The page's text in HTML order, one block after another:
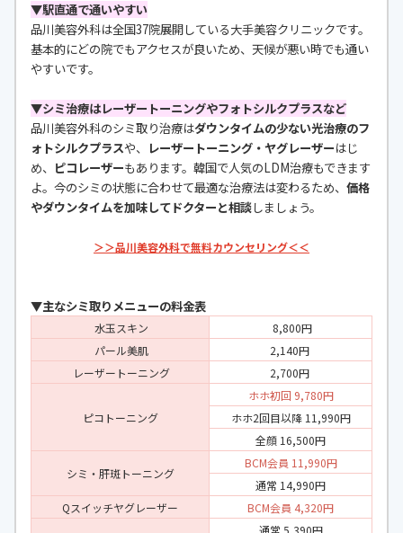
▼駅直通で通いやすい
品川美容外科は全国37院展開している大手美容クリニックです。
基本的にどの院でもアクセスが良いため、天候が悪い時でも通い
やすいです。
▼シミ治療はレーザートーニングやフォトシルクプラスなど
品川美容外科のシミ取り治療はダウンタイムの少ない光治療のフ
ォトシルクプラスや、 レーザートーニング・ヤグレーザーはじ
め、 ピコレーザーもあります。韓国で人気のLDM治療もできます
よ。今のシミの状態に合わせて最適な治療法は変わるため、 価格
やダウンタイムを加味してドクターと相談しましょう。
＞＞品川美容外科で無料カウンセリング＜＜
▼主なシミ取りメニューの料金表
水玉スキン
8,800円
パール美肌
2,140円
レーザートーニング
2,700円
ピコトーニング
ホホ初回 9,780円
ホホ2回目以降 11,990円
全顔 16,500円
シミ・肝斑トーニング
BCM会員 11,990円
通常 14,990円
Qスイッチヤグレーザー
BCM会員 4,320円